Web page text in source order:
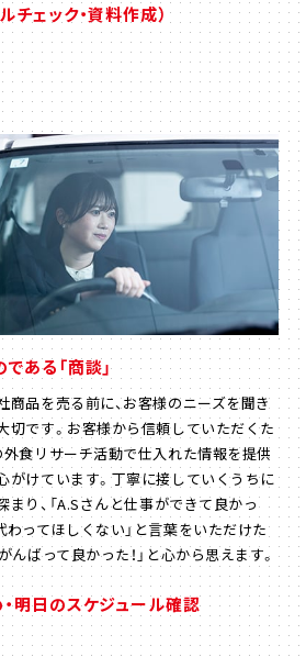
チェック・資料作成）
ある「商談」
商品を売る前に、お客様のニーズを聞き
切です。お客様から信頼していただくた
外食リサーチ活動で仕入れた情報を提供
がけています。丁寧に接していくうちに
まり、「A.Sさんと仕事ができて良かっ
わってほしくない」と言葉をいただけた
んばって良かった！」と心から思えます。
明日のスケジュール確認